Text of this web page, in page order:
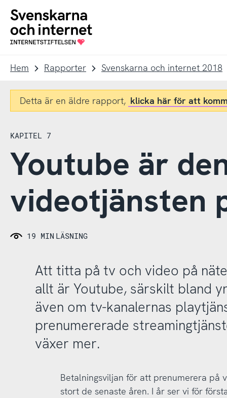
navigation
innehåll
To
startpage
Hem Rapporter Svenskarna och internet 2018
Detta är en äldre rapport, klicka här för att
KAPITEL 7
Youtube är
videotjänsten
19 MIN LÄSNING
Att titta på tv och video på
allt är Youtube, särskilt bland
även om tv-kanalernas
prenumererade
växer mer.
Betalningsviljan för att prenumerera på
stort de senaste åren. I år ser vi för